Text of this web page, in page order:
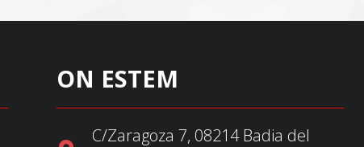
ON ESTEM
C/Zaragoza 7, 08214 Badia del